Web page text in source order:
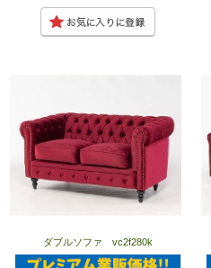
ダブルソファ vc2f280k